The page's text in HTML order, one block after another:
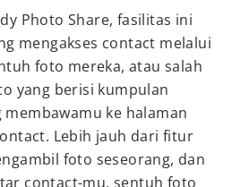
Photo Share, fasilitas ini
mengakses contact melalui
foto mereka, atau salah
yang berisi kumpulan
ke halaman
Lebih jauh dari fitur
foto seseorang, dan
contact-mu, sentuh foto